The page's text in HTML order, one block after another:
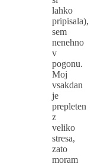
lahko
pripisala),
sem
nenehno
v
pogonu.
Moj
vsakdan
je
prepleten
z
veliko
stresa,
zato
moram